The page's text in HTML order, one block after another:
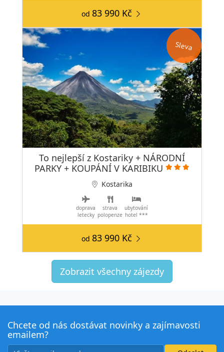
od 83 990 Kč
Sleva
To nejlepší z Kostariky + NÁRODNÍ
PARKY + KOUPÁNÍ V KARIBIKU
Kostarika
doprava
letecky
strava
polopenze
ubytování
hotel ***
od 83 990 Kč
Zobrazit všechny zájezdy
Chcete od nás dostávat novinky a zajímavosti
emailem?